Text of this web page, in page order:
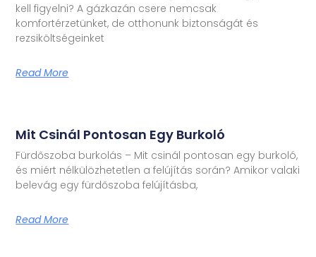
kell figyelni? A gázkazán csere nemcsak
komfortérzetünket, de otthonunk biztonságát és
rezsiköltségeinket
Read More
Mit Csinál Pontosan Egy Burkoló
Fürdőszoba burkolás – Mit csinál pontosan egy burkoló,
és miért nélkülözhetetlen a felújítás során? Amikor valaki
belevág egy fürdőszoba felújításba,
Read More